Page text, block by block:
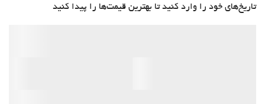
تاریخ‌های خود را وارد کنید تا بهترین قیمت‌ها را پیدا کنید